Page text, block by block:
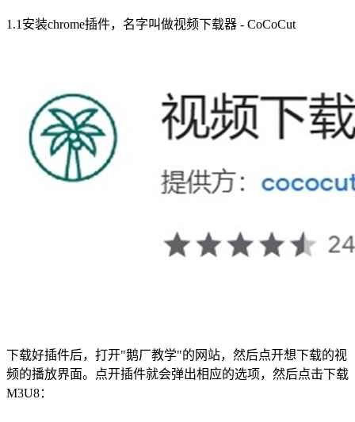
1.1安装chrome插件，名字叫做视频下载器 - CoCoCut
下载好插件后，打开"鹅厂教学"的网站，然后点开想下载的视
频的播放界面。点开插件就会弹出相应的选项，然后点击下载
M3U8：